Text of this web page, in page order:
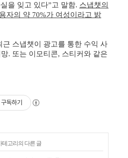
을 잊고 있다”고 말함. 스냅챗의
자의 약 70%가 여성이라고 밝
근 스냅챗이 광고를 통한 수익 사
. 또는 이모티콘, 스티커와 같은
구독하기
테고리의 다른 글